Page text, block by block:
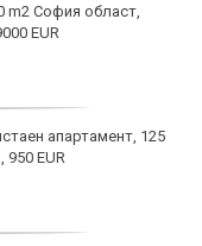
m2 София област,
EUR
апартамент, 125
EUR